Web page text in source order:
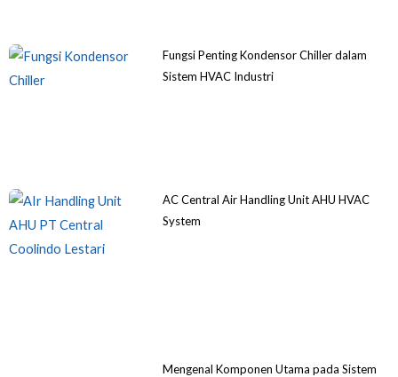
Fungsi Penting Kondensor Chiller dalam
Sistem HVAC Industri
AC Central Air Handling Unit AHU HVAC
System
Mengenal Komponen Utama pada Sistem